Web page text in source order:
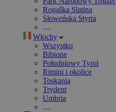
Rogaška Slatina
Słoweńska Styria
…
Włochy
Wszystko
Bibione
Południowy Tyrol
Rimini i okolice
Toskania
Trydent
Umbria
…